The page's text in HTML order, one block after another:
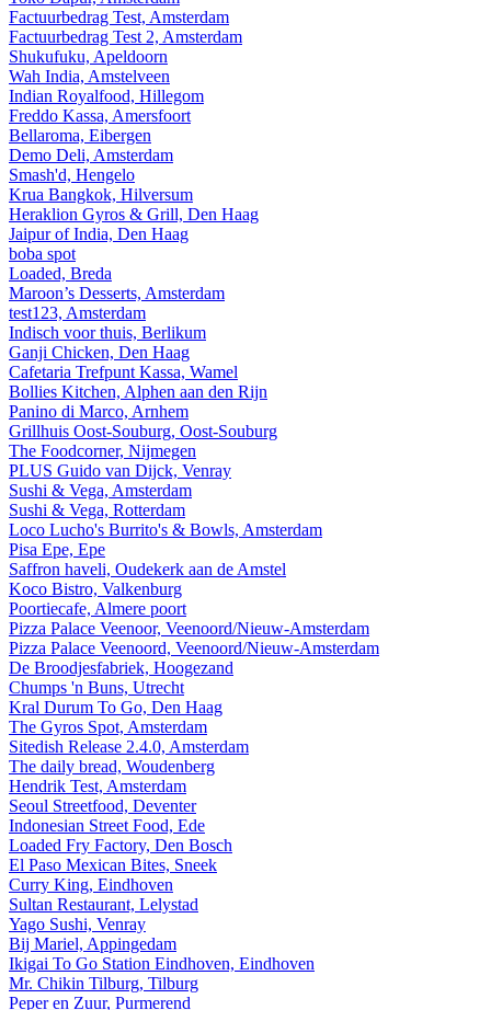
Factuurbedrag Test, Amsterdam
Factuurbedrag Test 2, Amsterdam
Shukufuku, Apeldoorn
Wah India, Amstelveen
Indian Royalfood, Hillegom
Freddo Kassa, Amersfoort
Bellaroma, Eibergen
Demo Deli, Amsterdam
Smash'd, Hengelo
Krua Bangkok, Hilversum
Heraklion Gyros & Grill, Den Haag
Jaipur of India, Den Haag
boba spot
Loaded, Breda
Maroon’s Desserts, Amsterdam
test123, Amsterdam
Indisch voor thuis, Berlikum
Ganji Chicken, Den Haag
Cafetaria Trefpunt Kassa, Wamel
Bollies Kitchen, Alphen aan den Rijn
Panino di Marco, Arnhem
Grillhuis Oost-Souburg, Oost-Souburg
The Foodcorner, Nijmegen
PLUS Guido van Dijck, Venray
Sushi & Vega, Amsterdam
Sushi & Vega, Rotterdam
Loco Lucho's Burrito's & Bowls, Amsterdam
Pisa Epe, Epe
Saffron haveli, Oudekerk aan de Amstel
Koco Bistro, Valkenburg
Poortiecafe, Almere poort
Pizza Palace Veenoor, Veenoord/Nieuw-Amsterdam
Pizza Palace Veenoord, Veenoord/Nieuw-Amsterdam
De Broodjesfabriek, Hoogezand
Chumps 'n Buns, Utrecht
Kral Durum To Go, Den Haag
The Gyros Spot, Amsterdam
Sitedish Release 2.4.0, Amsterdam
The daily bread, Woudenberg
Hendrik Test, Amsterdam
Seoul Streetfood, Deventer
Indonesian Street Food, Ede
Loaded Fry Factory, Den Bosch
El Paso Mexican Bites, Sneek
Curry King, Eindhoven
Sultan Restaurant, Lelystad
Yago Sushi, Venray
Bij Mariel, Appingedam
Ikigai To Go Station Eindhoven, Eindhoven
Mr. Chikin Tilburg, Tilburg
Peper en Zuur, Purmerend